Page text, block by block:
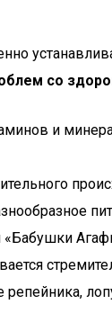
со
и
«Бабушки